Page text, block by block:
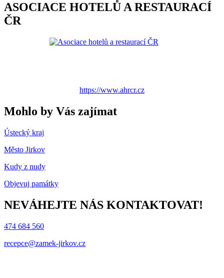
ASOCIACE HOTELŮ A RESTAURACÍ
ČR
https://www.ahrcr.cz
Mohlo by Vás zajímat
Ústecký kraj
Město Jirkov
Kudy z nudy
Objevuj památky
NEVÁHEJTE NÁS KONTAKTOVAT!
474 684 560
recepce@zamek-jirkov.cz